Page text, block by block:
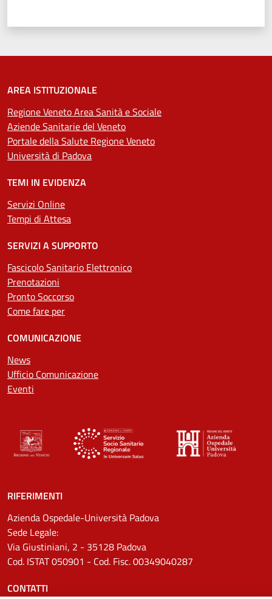
AREA ISTITUZIONALE
Regione Veneto Area Sanità e Sociale
Aziende Sanitarie del Veneto
Portale della Salute Regione Veneto
Università di Padova
TEMI IN EVIDENZA
Servizi Online
Tempi di Attesa
SERVIZI A SUPPORTO
Fascicolo Sanitario Elettronico
Prenotazioni
Pronto Soccorso
Come fare per
COMUNICAZIONE
News
Ufficio Comunicazione
Eventi
RIFERIMENTI
Azienda Ospedale-Università Padova
Sede Legale:
Via Giustiniani, 2 - 35128 Padova
Cod. ISTAT 050901 - Cod. Fisc. 00349040287
CONTATTI